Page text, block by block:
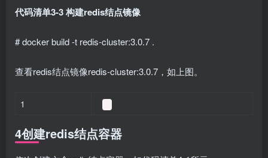
代码清单3-3 构建redis结点镜像
# docker build -t redis-cluster:3.0.7 .
查看redis结点镜像redis-cluster:3.0.7，如上图。
1
4创建redis结点容器